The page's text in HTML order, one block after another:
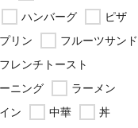
ハンバーグ
ピザ
プリン
フルーツサンド
フレンチトースト
ニング
ラーメン
ン 中華
丼